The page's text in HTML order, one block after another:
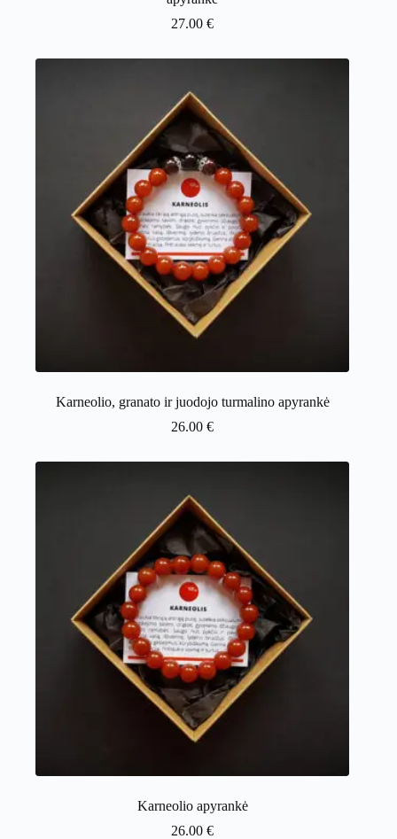
27.00€
Karneolio, granato ir juodojo turmalino apyrankė
26.00€
Karneolio apyrankė
26.00€